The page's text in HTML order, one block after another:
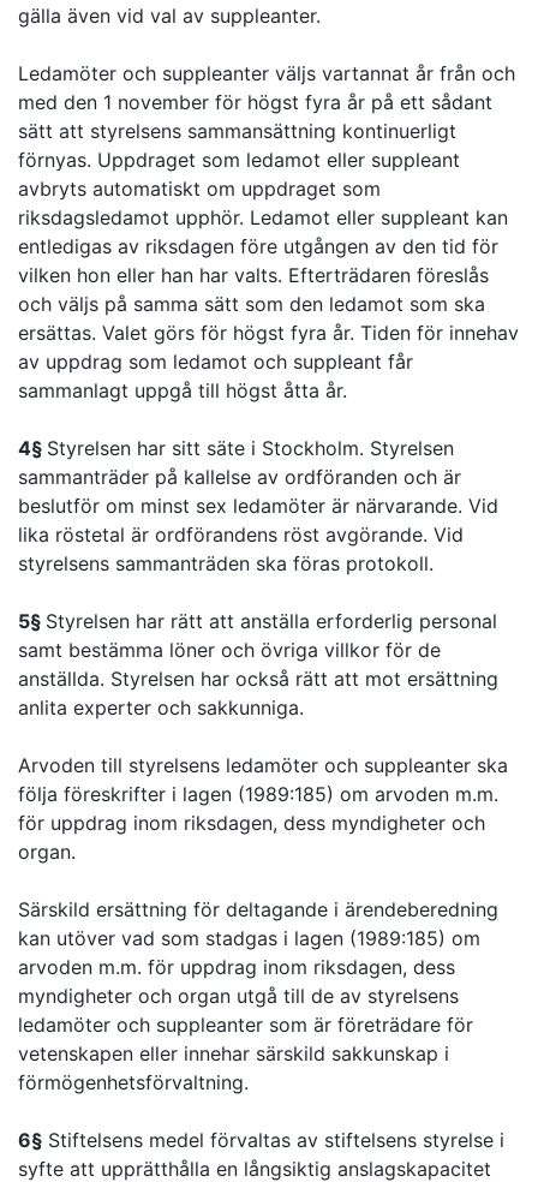
gälla även vid val av suppleanter.
Ledamöter och suppleanter väljs vartannat år från och
med den 1 november för högst fyra år på ett sådant
sätt att styrelsens sammansättning kontinuerligt
förnyas. Uppdraget som ledamot eller suppleant
avbryts automatiskt om uppdraget som
riksdagsledamot upphör. Ledamot eller suppleant kan
entledigas av riksdagen före utgången av den tid för
vilken hon eller han har valts. Efterträdaren föreslås
och väljs på samma sätt som den ledamot som ska
ersättas. Valet görs för högst fyra år. Tiden för innehav
av uppdrag som ledamot och suppleant får
sammanlagt uppgå till högst åtta år.
4§ Styrelsen har sitt säte i Stockholm. Styrelsen
sammanträder på kallelse av ordföranden och är
beslutför om minst sex ledamöter är närvarande. Vid
lika röstetal är ordförandens röst avgörande. Vid
styrelsens sammanträden ska föras protokoll.
5§ Styrelsen har rätt att anställa erforderlig personal
samt bestämma löner och övriga villkor för de
anställda. Styrelsen har också rätt att mot ersättning
anlita experter och sakkunniga.
Arvoden till styrelsens ledamöter och suppleanter ska
följa föreskrifter i lagen (1989:185) om arvoden m.m.
för uppdrag inom riksdagen, dess myndigheter och
organ.
Särskild ersättning för deltagande i ärendeberedning
kan utöver vad som stadgas i lagen (1989:185) om
arvoden m.m. för uppdrag inom riksdagen, dess
myndigheter och organ utgå till de av styrelsens
ledamöter och suppleanter som är företrädare för
vetenskapen eller innehar särskild sakkunskap i
förmögenhetsförvaltning.
6§ Stiftelsens medel förvaltas av stiftelsens styrelse i
syfte att upprätthålla en långsiktig anslagskapacitet